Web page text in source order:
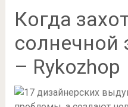
Когда
солнечной
– Rykozhop